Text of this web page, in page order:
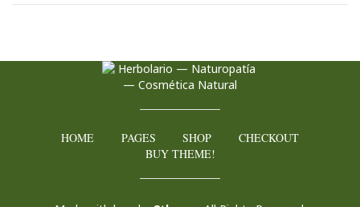
HOME PAGES SHOP
CHECKOUT
BUY THEME!